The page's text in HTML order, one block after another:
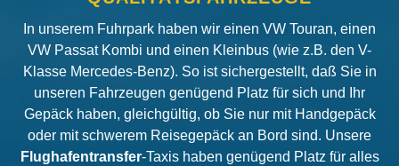
In unserem Fuhrpark haben wir einen VW Touran, einen
VW Passat Kombi und einen Kleinbus (wie z.B. den V-
Klasse Mercedes-Benz). So ist sichergestellt, daß Sie in
unseren Fahrzeugen genügend Platz für sich und Ihr
Gepäck haben, gleichgültig, ob Sie nur mit Handgepäck
oder mit schwerem Reisegepäck an Bord sind. Unsere
Flughafentransfer-Taxis haben genügend Platz für alles